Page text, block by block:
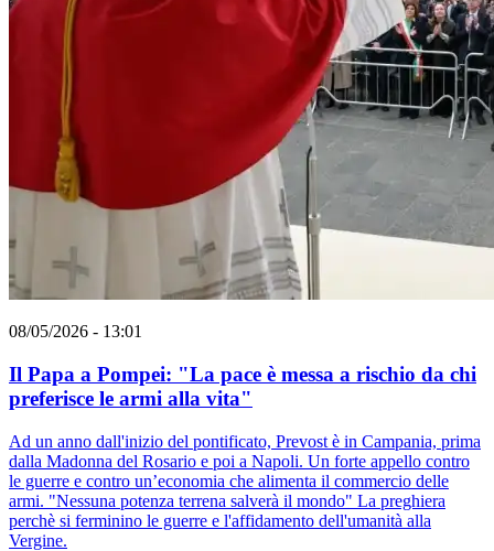
08/05/2026 - 13:01
Il Papa a Pompei: "La pace è messa a rischio da chi
preferisce le armi alla vita"
Ad un anno dall'inizio del pontificato, Prevost è in Campania, prima
dalla Madonna del Rosario e poi a Napoli. Un forte appello contro
le guerre e contro un’economia che alimenta il commercio delle
armi. "Nessuna potenza terrena salverà il mondo" La preghiera
perchè si ferminino le guerre e l'affidamento dell'umanità alla
Vergine.